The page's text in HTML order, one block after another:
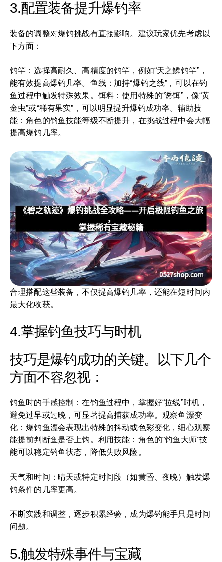
3.配置装备提升爆钓率
装备的调整对爆钓挑战有直接影响。建议玩家优先考虑以
下方面：
钓竿：选择高耐久、高精度的钓竿，例如“天之鳞钓竿”，
能有效提高爆钓几率。鱼线：加持“爆钓之线”，可以在钓
鱼过程中触发特殊效果。饵料：使用特殊的“诱饵”，像“黄
金虫”或“稀有果实”，可以明显提升爆钓成功率。辅助技
能：角色的钓鱼技能等级不断提升，在挑战过程中会大幅
提高爆钓几率。
合理搭配这些装备，不仅提高爆钓几率，还能在短时间内
最大化收获。
4.掌握钓鱼技巧与时机
技巧是爆钓成功的关键。以下几个
方面不容忽视：
钓鱼时的手感控制：在钓鱼过程中，掌握好“拉线”时机，
避免过早或过晚，可显著提高捕获成功率。观察鱼漂变
化：爆钓鱼漂会表现出特殊的抖动或色彩变化，细心观察
能提前判断鱼是否上钩。利用技能：角色的“钓鱼大师”技
能可以稳定钓鱼状态，降低失败风险。
天气和时间：晴天或特定时间段（如黄昏、夜晚）触发爆
钓条件的几率更高。
不断实践和调整，逐步积累经验，成为爆钓能手只是时间
问题。
5.触发特殊事件与宝藏